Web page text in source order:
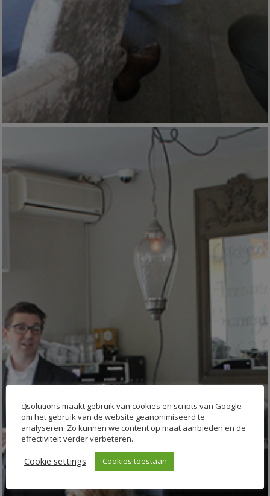
c)solutions maakt gebruik van cookies en scripts van Google
om het gebruik van de website geanonimiseerd te
analyseren. Zo kunnen we content op maat aanbieden en de
effectiviteit verder verbeteren.
Cookie settings Cookies toestaan